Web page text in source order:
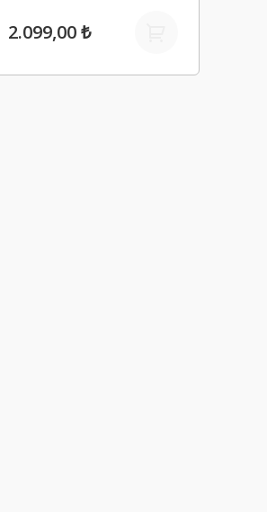
2.099,00 ₺